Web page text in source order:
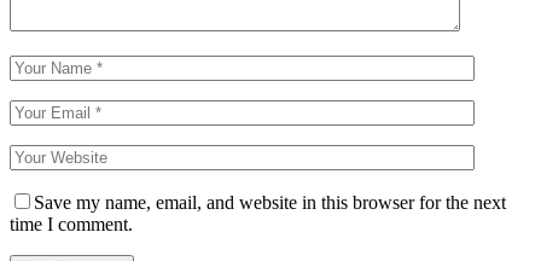
Save my name, email, and website in this browser for the next
time I comment.